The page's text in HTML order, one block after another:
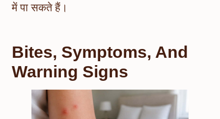
में पा सकते हैं।
Bites, Symptoms, And
Warning Signs